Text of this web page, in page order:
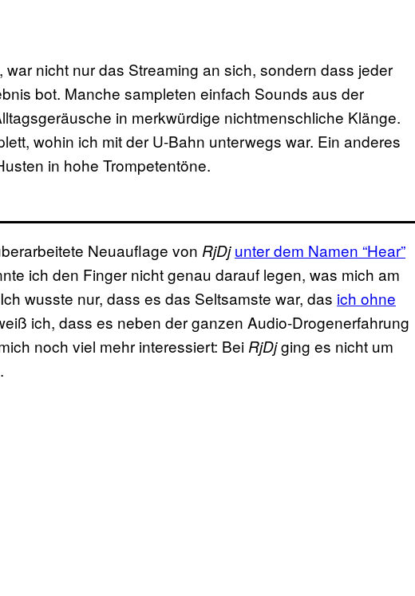
nicht nur das Streaming an sich, sondern dass jeder
bot. Manche sampleten einfach Sounds aus der
in merkwürdige nichtmenschliche Klänge.
wohin ich mit der U-Bahn unterwegs war. Ein anderes
in hohe Trompetentöne.
Neuauflage von RjDj unter dem Namen “Hear”
ich den Finger nicht genau darauf legen, was mich am
wusste nur, dass es das Seltsamste war, das ich ohne
ich, dass es neben der ganzen Audio-Drogenerfahrung
noch viel mehr interessiert: Bei RjDjging es nicht um